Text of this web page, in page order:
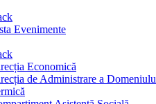
Evenimente
Economică
de Administrare a